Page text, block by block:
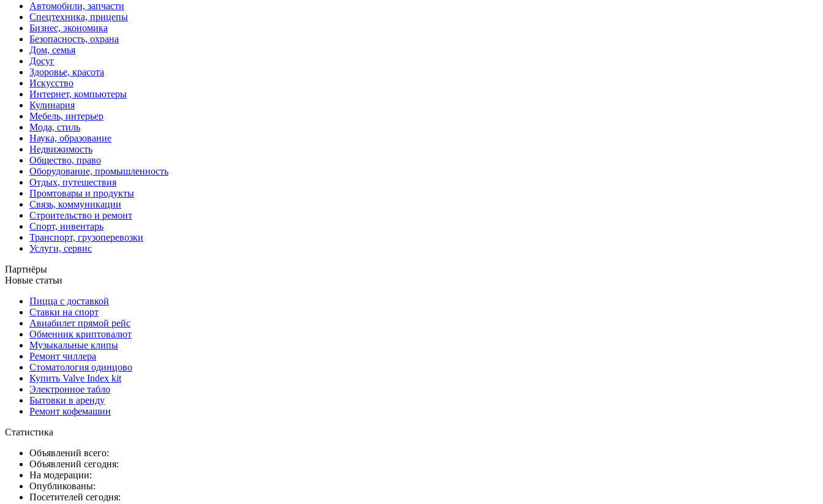
Автомобили, запчасти
Спецтехника, прицепы
Бизнес, экономика
Безопасность, охрана
Дом, семья
Досуг
Здоровье, красота
Искусство
Интернет, компьютеры
Кулинария
Мебель, интерьер
Мода, стиль
Наука, образование
Недвижимость
Общество, право
Оборудование, промышленность
Отдых, путешествия
Промтовары и продукты
Связь, коммуникации
Строительство и ремонт
Спорт, инвентарь
Транспорт, грузоперевозки
Услуги, сервис
Партнёры
Новые статьи
Пицца с доставкой
Ставки на спорт
Авиабилет прямой рейс
Обменник криптовалют
Музыкальные клипы
Ремонт чиллера
Стоматология одинцово
Купить Valve Index kit
Электронное табло
Бытовки в аренду
Ремонт кофемашин
Статистика
Объявлений всего:
Объявлений сегодня:
На модерации:
Опубликованы:
Посетителей сегодня: